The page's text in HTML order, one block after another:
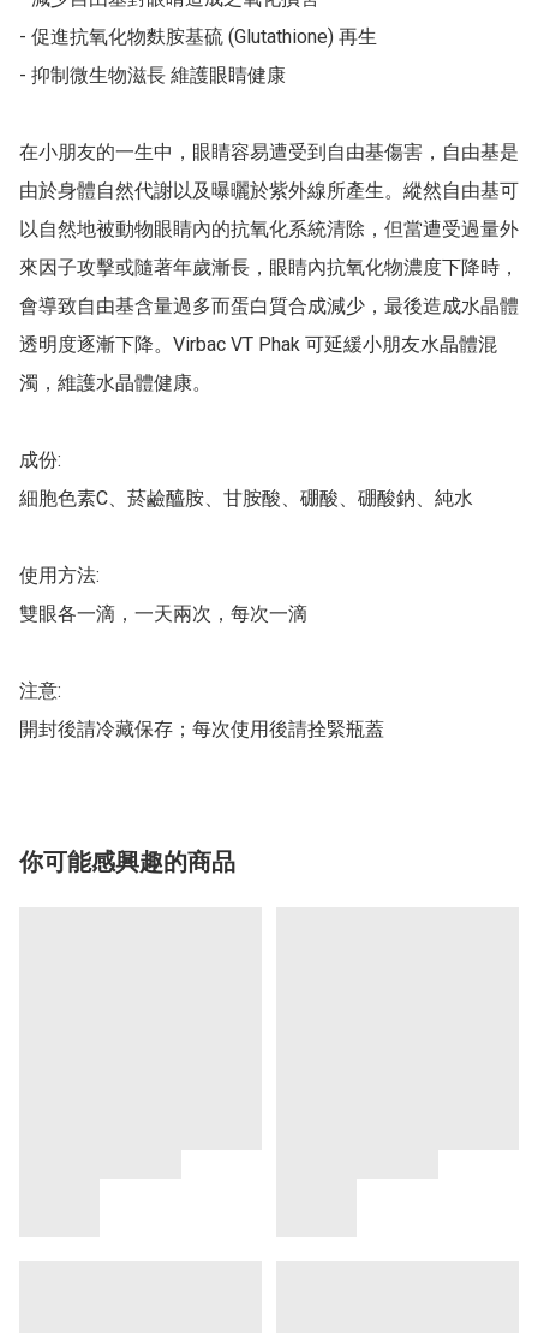
- 促進抗氧化物麩胺基硫 (Glutathione) 再生
- 抑制微生物滋長 維護眼睛健康
在小朋友的一生中，眼睛容易遭受到自由基傷害，自由基是
由於身體自然代謝以及曝曬於紫外線所產生。縱然自由基可
以自然地被動物眼睛內的抗氧化系統清除，但當遭受過量外
來因子攻擊或隨著年歲漸長，眼睛內抗氧化物濃度下降時，
會導致自由基含量過多而蛋白質合成減少，最後造成水晶體
透明度逐漸下降。Virbac VT Phak 可延緩小朋友水晶體混
濁，維護水晶體健康。
成份:
細胞色素C、菸鹼醯胺、甘胺酸、硼酸、硼酸鈉、純水
使用方法:
雙眼各一滴，一天兩次，每次一滴
注意:
開封後請冷藏保存；每次使用後請拴緊瓶蓋
你可能感興趣的商品